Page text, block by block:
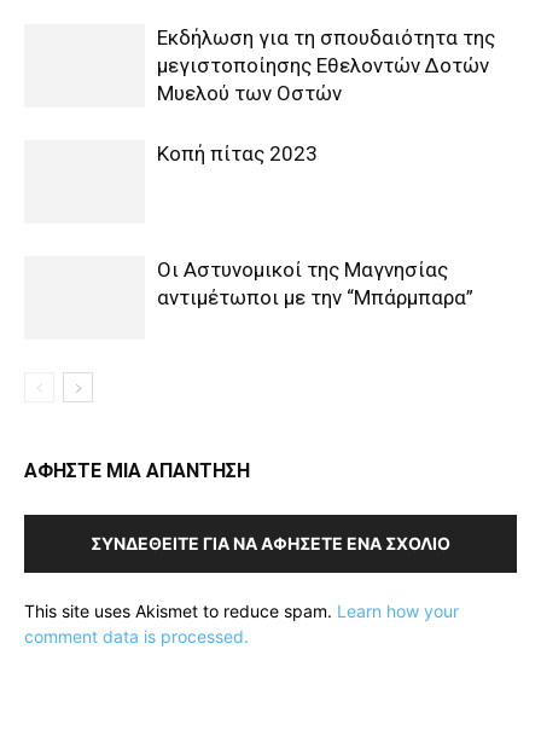
Εκδήλωση για τη σπουδαιότητα της
μεγιστοποίησης Εθελοντών Δοτών
Μυελού των Οστών
Κοπή πίτας 2023
Οι Αστυνομικοί της Μαγνησίας
αντιμέτωποι με την “Μπάρμπαρα”
ΑΦΗΣΤΕ ΜΙΑ ΑΠΑΝΤΗΣΗ
ΣΥΝΔΕΘΕΊΤΕ ΓΙΑ ΝΑ ΑΦΉΣΕΤΕ ΈΝΑ ΣΧΌΛΙΟ
This site uses Akismet to reduce spam. Learn how your
comment data is processed.